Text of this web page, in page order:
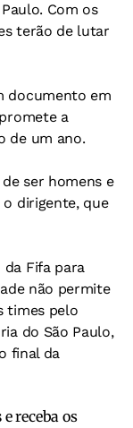
Com os
terão de lutar
documento em
a
de um ano.
ser homens e
dirigente, que
da Fifa para
não permite
times pelo
do São Paulo,
final da
e receba os